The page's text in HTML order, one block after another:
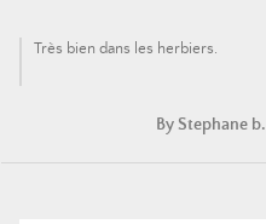
Très bien dans les herbiers.
By Stephane b.